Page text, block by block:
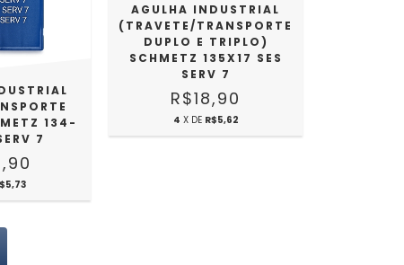
134-
7
AGULHA INDUSTRIAL
(TRAVETE/TRANSPORTE
DUPLO E TRIPLO)
SCHMETZ 135X17 SES
SERV 7
R$18,90
4 X DE R$5,62